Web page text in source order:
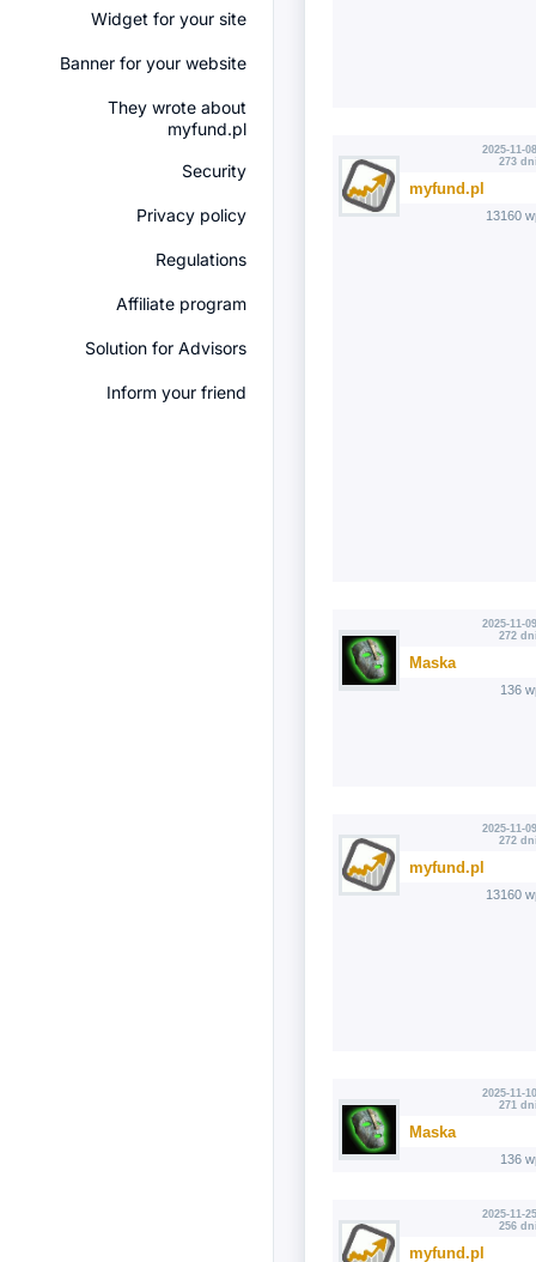
Widget for your site
Banner for your website
They wrote about
myfund.pl
Security
Privacy policy
Regulations
Affiliate program
Solution for Advisors
Inform your friend
2025-11-
273
myfund.pl
13160
2025-11-
272
Maska
136
2025-11-
272
myfund.pl
13160
2025-11-
271
Maska
136
2025-11-
256
myfund.pl